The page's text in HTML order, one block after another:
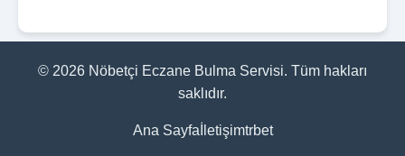
© 2026 Nöbetçi Eczane Bulma Servisi. Tüm hakları
saklıdır.
Ana Sayfa İletişimtrbet